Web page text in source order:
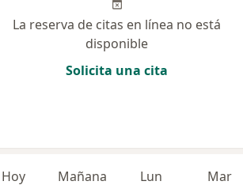
La reserva de citas en línea no está
disponible
Solicita una cita
Hoy Mañana Lun Mar